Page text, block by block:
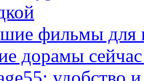
фильмы для
дорамы